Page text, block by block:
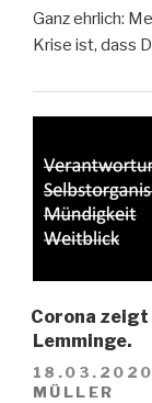
Ganz ehrlich:
Krise ist, dass
Corona
Lemminge.
MÜLLER